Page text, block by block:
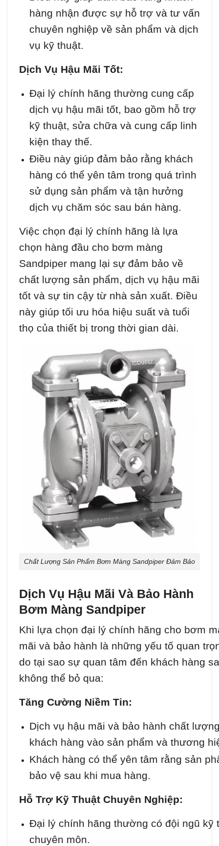
hàng nhận được sự hỗ trợ và tư vấn
chuyên nghiệp về sản phẩm và dịch
vụ kỹ thuật.
Dịch Vụ Hậu Mãi Tốt:
Đại lý chính hãng thường cung cấp
dịch vụ hậu mãi tốt, bao gồm hỗ trợ
kỹ thuật, sửa chữa và cung cấp linh
kiện thay thế.
Điều này giúp đảm bảo rằng khách
hàng có thể yên tâm trong quá trình
sử dụng sản phẩm và tận hưởng
dịch vụ chăm sóc sau bán hàng.
Việc chọn đại lý chính hãng là lựa
chọn hàng đầu cho bơm màng
Sandpiper mang lại sự đảm bảo về
chất lượng sản phẩm, dịch vụ hậu mãi
tốt và sự tin cậy từ nhà sản xuất. Điều
này giúp tối ưu hóa hiệu suất và tuổi
thọ của thiết bị trong thời gian dài.
Chất Lượng Sản Phẩm Bơm Màng Sandpiper Đảm Bảo
Dịch Vụ Hậu Mãi Và Bảo Hành
Bơm Màng Sandpiper
Khi lựa chọn đại lý chính hãng cho bơm
mãi và bảo hành là những yếu tố quan
do tại sao sự quan tâm đến khách hàng
không thể bỏ qua:
Tăng Cường Niềm Tin:
Dịch vụ hậu mãi và bảo hành chất
khách hàng vào sản phẩm và thương
Khách hàng có thể yên tâm rằng sản
bảo vệ sau khi mua hàng.
Hỗ Trợ Kỹ Thuật Chuyên Nghiệp:
Đại lý chính hãng thường có đội ngũ kỹ
chuyên môn.